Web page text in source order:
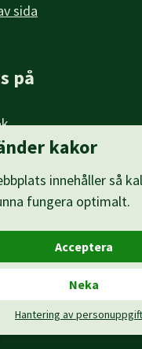
sida
på
kakor
innehåller så
fungera optimalt.
Acceptera
Neka
Hantering av